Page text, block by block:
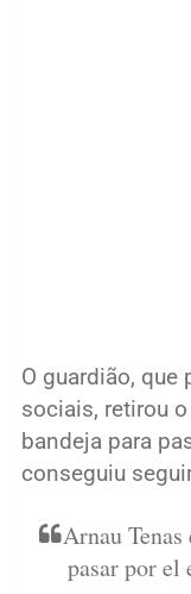
O guardião,
sociais, retirou
bandeja para
conseguiu
Arnau
pasar por el